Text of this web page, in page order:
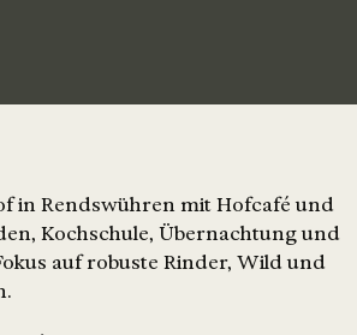
in Rendswühren mit Hofcafé und
Kochschule, Übernachtung und
auf robuste Rinder, Wild und